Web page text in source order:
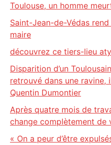
Toulouse, un homme
Saint-Jean-de-Védas
maire
découvrez ce tiers-lieu
Disparition d’un
retrouvé dans une ravine,
Quentin Dumontier
Après quatre mois de
change complètement de
« On a peur d’être